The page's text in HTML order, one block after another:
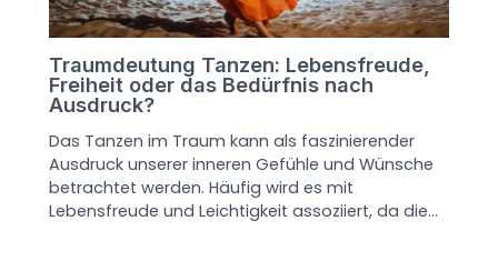
Traumdeutung Tanzen: Lebensfreude,
Freiheit oder das Bedürfnis nach
Ausdruck?
Das Tanzen im Traum kann als faszinierender
Ausdruck unserer inneren Gefühle und Wünsche
betrachtet werden. Häufig wird es mit
Lebensfreude und Leichtigkeit assoziiert, da die…